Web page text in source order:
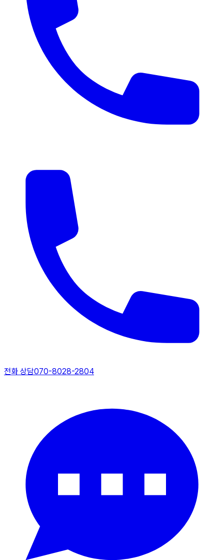
전화 상담070-8028-2804